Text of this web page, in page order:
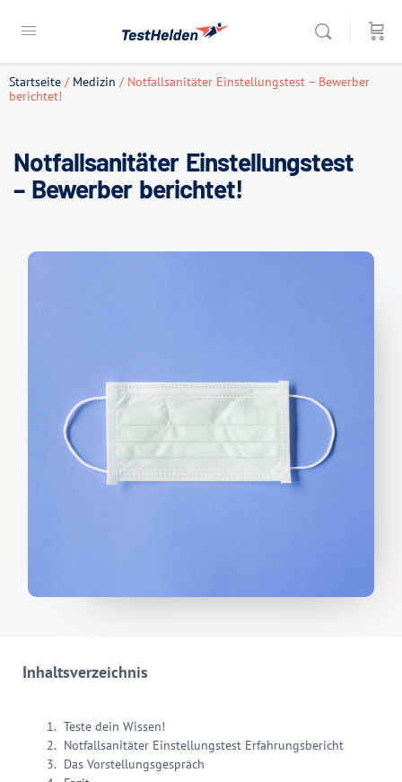
Startseite / Medizin / Notfallsanitäter Einstellungstest – Bewerber
berichtet!
Notfallsanitäter Einstellungstest
– Bewerber berichtet!
Inhaltsverzeichnis
Teste dein Wissen!
Notfallsanitäter Einstellungstest Erfahrungsbericht
Das Vorstellungsgespräch